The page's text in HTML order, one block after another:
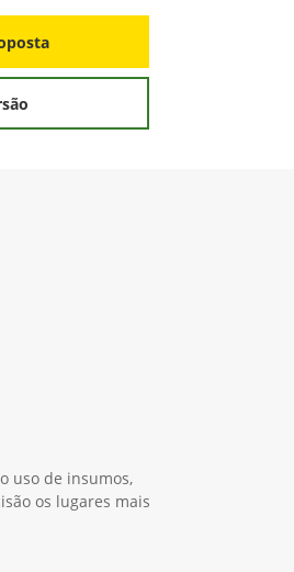
uso de insumos,
os lugares mais